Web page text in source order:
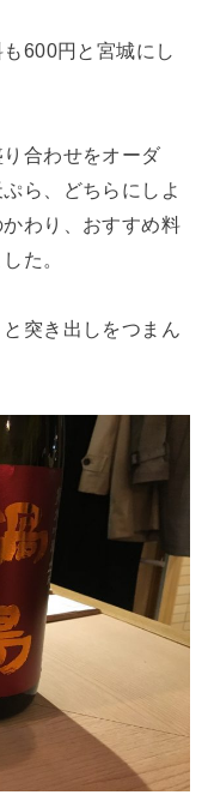
600円と宮城にし
合わせをオーダ
ら、どちらにしよ
わり、おすすめ料
た。
突き出しをつまん